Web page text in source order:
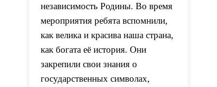
независимость Родины. Во время
мероприятия ребята вспомнили,
как велика и красива наша страна,
как богата её история. Они
закрепили свои знания о
государственных символах,